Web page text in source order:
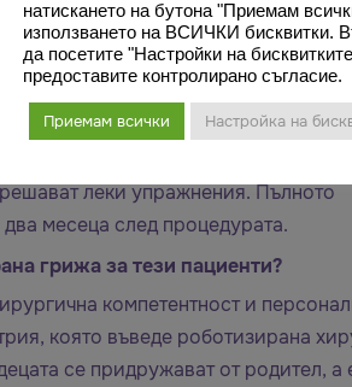
Използваме индивидуално
по-тежки случаи може да се
гъвкавост на гръдната стена.
на деформация на
ден след операцията могат да
леки упражнения. Пълното
месеца след процедурата.
грижа за тези пациенти?
компетентност и
която въведе роботизирана
се придружават от родител, а
натискането на бутона "Приемам
използването на ВСИЧКИ бисквитки.
да посетите "Настройки на
предоставите контролирано съгласие.
Приемам всички Настройка на